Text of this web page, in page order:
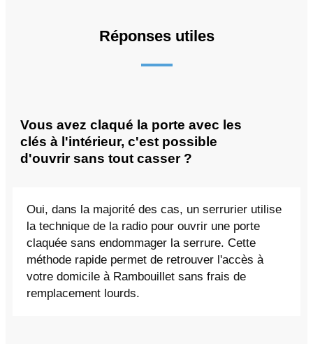
Réponses utiles
Vous avez claqué la porte avec les
clés à l'intérieur, c'est possible
d'ouvrir sans tout casser ?
Oui, dans la majorité des cas, un serrurier utilise
la technique de la radio pour ouvrir une porte
claquée sans endommager la serrure. Cette
méthode rapide permet de retrouver l'accès à
votre domicile à Rambouillet sans frais de
remplacement lourds.